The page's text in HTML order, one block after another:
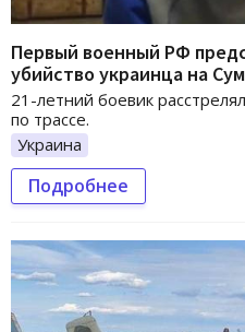
Первый военный РФ
убийство украинца на
21-летний боевик
по трассе.
Украина
Подробнее